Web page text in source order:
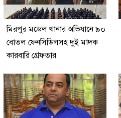
মিরপুর মডেল থানার অভিযানে ৯০
বোতল ফেনসিডিলসহ দুই মাদক
কারবারি গ্রেফতার